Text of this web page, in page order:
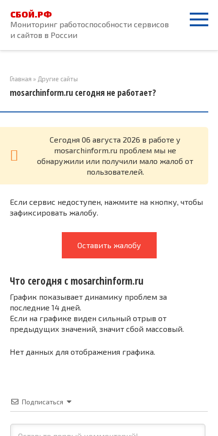
контенту
СБОЙ.РФ
Мониторинг работоспособности сервисов
и сайтов в России
Главная » Другие сайты
mosarchinform.ru сегодня не работает?
Cегодня 06 августа 2026 в работе у
mosarchinform.ru проблем мы не
обнаружили или получили мало жалоб от
пользователей.
Если сервис недоступен, нажмите на кнопку, чтобы
зафиксировать жалобу.
Оставить жалобу
Что сегодня с mosarchinform.ru
График показывает динамику проблем за
последние 14 дней.
Если на графике виден сильный отрыв от
предыдущих значений, значит сбой массовый.
Нет данных для отображения графика.
Подписаться